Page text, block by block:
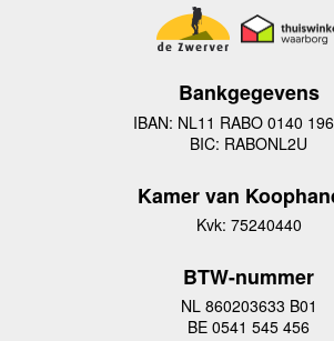
Bankgegevens
IBAN: NL11 RABO 0140
BIC: RABONL2U
Kamer van
Kvk: 75240440
BTW-nummer
NL 860203633 B01
BE 0541 545 456